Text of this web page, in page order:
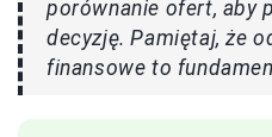
porównanie ofert, aby
decyzję. Pamiętaj, że
finansowe to